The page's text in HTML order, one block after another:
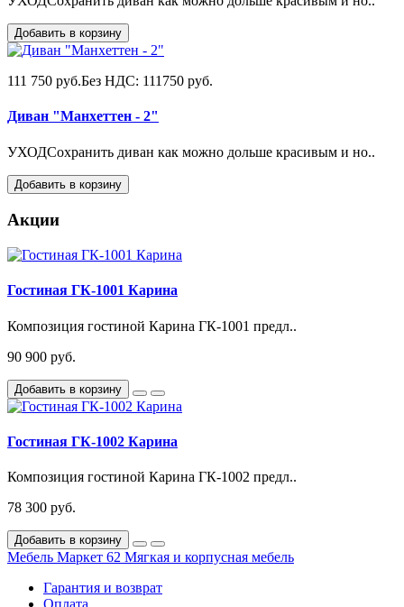
Добавить в корзину
111 750 руб.Без НДС: 111750 руб.
Диван "Манхеттен - 2"
УХОДСохранить диван как можно дольше красивым и но..
Добавить в корзину
Акции
Гостиная ГК-1001 Карина
Композиция гостиной Карина ГК-1001 предл..
90 900 руб.
Добавить в корзину
Гостиная ГК-1002 Карина
Композиция гостиной Карина ГК-1002 предл..
78 300 руб.
Добавить в корзину
Мебель Маркет 62 Мягкая и корпусная мебель
Гарантия и возврат